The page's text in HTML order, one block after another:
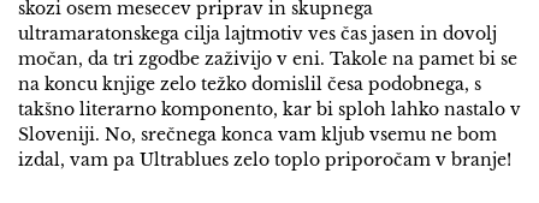
skozi osem mesecev priprav in skupnega
ultramaratonskega cilja lajtmotiv ves čas jasen in dovolj
močan, da tri zgodbe zaživijo v eni. Takole na pamet bi se
na koncu knjige zelo težko domislil česa podobnega, s
takšno literarno komponento, kar bi sploh lahko nastalo v
Sloveniji. No, srečnega konca vam kljub vsemu ne bom
izdal, vam pa Ultrablues zelo toplo priporočam v branje!